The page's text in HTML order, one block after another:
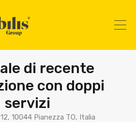
di recente
con doppi
servizi
10044 Pianezza TO, Italia